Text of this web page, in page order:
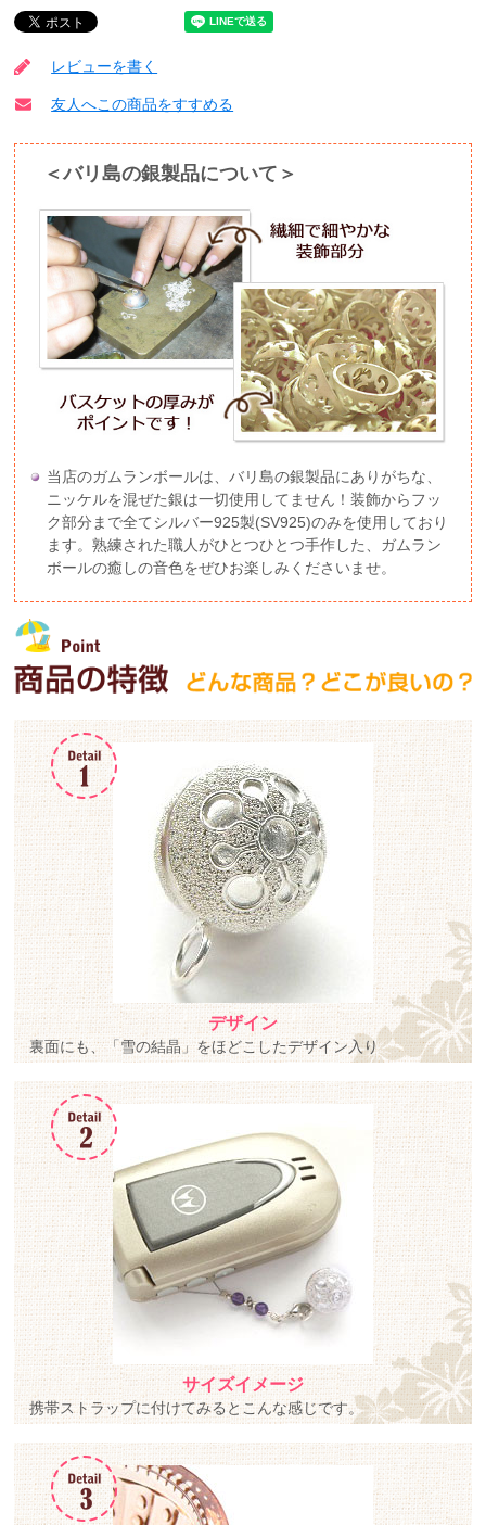
レビューを書く
友人へこの商品をすすめる
＜バリ島の銀製品について＞
当店のガムランボールは、バリ島の銀製品にありがちな、
ニッケルを混ぜた銀は一切使用してません！装飾からフッ
ク部分まで全てシルバー925製(SV925)のみを使用しており
ます。熟練された職人がひとつひとつ手作した、ガムラン
ボールの癒しの音色をぜひお楽しみくださいませ。
デザイン
裏面にも、「雪の結晶」をほどこしたデザイン入り
サイズイメージ
携帯ストラップに付けてみるとこんな感じです。